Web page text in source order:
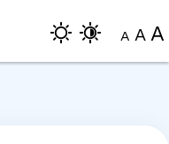
A A A